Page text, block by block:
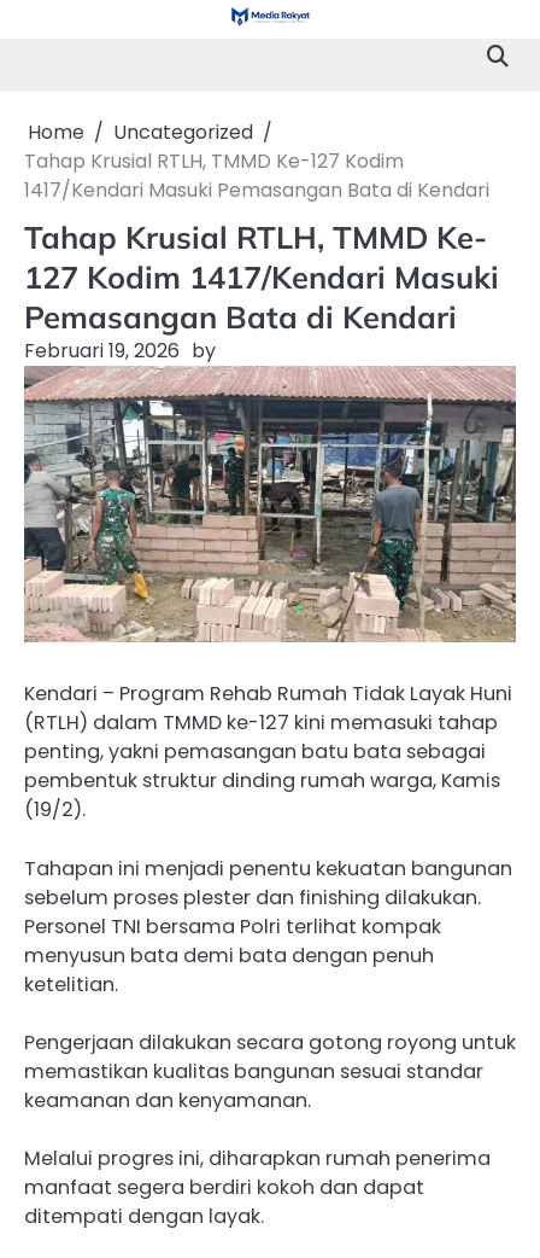
Home
Uncategorized
Tahap Krusial RTLH, TMMD Ke-127 Kodim
1417/Kendari Masuki Pemasangan Bata di Kendari
Tahap Krusial RTLH, TMMD Ke-
127 Kodim 1417/Kendari Masuki
Pemasangan Bata di Kendari
Februari 19, 2026 by
Kendari – Program Rehab Rumah Tidak Layak Huni
(RTLH) dalam TMMD ke-127 kini memasuki tahap
penting, yakni pemasangan batu bata sebagai
pembentuk struktur dinding rumah warga, Kamis
(19/2).
Tahapan ini menjadi penentu kekuatan bangunan
sebelum proses plester dan finishing dilakukan.
Personel TNI bersama Polri terlihat kompak
menyusun bata demi bata dengan penuh
ketelitian.
Pengerjaan dilakukan secara gotong royong untuk
memastikan kualitas bangunan sesuai standar
keamanan dan kenyamanan.
Melalui progres ini, diharapkan rumah penerima
manfaat segera berdiri kokoh dan dapat
ditempati dengan layak.